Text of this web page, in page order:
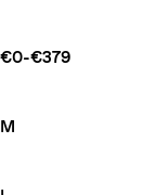
€0-€379
M